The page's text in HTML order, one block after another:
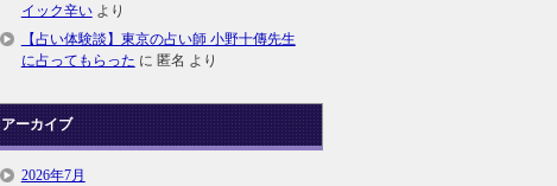
イック辛いより
【占い体験談】東京の占い師 小野十傳先生
に占ってもらった に 匿名 より
アーカイブ
2026年7月